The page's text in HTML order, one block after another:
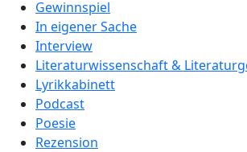
Gewinnspiel
In eigener Sache
Interview
Literaturwissenschaft &
Lyrikkabinett
Podcast
Poesie
Rezension